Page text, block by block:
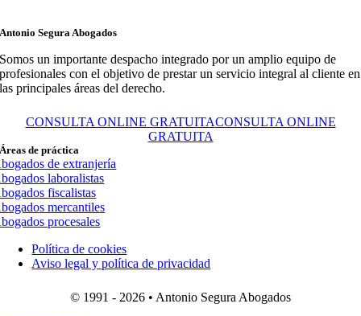
Antonio Segura Abogados
Somos un importante despacho integrado por un amplio equipo de
profesionales con el objetivo de prestar un servicio integral al cliente en
las principales áreas del derecho.
CONSULTA ONLINE GRATUITACONSULTA ONLINE
GRATUITA
Áreas de práctica
de extranjería
laboralistas
fiscalistas
mercantiles
procesales
Política de cookies
Aviso legal y política de privacidad
© 1991 - 2026 • Antonio Segura Abogados